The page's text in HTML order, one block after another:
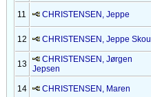
11 CHRISTENSEN, Jeppe
12 CHRISTENSEN, Jeppe Skou
13
CHRISTENSEN, Jørgen
Jepsen
14 CHRISTENSEN, Maren